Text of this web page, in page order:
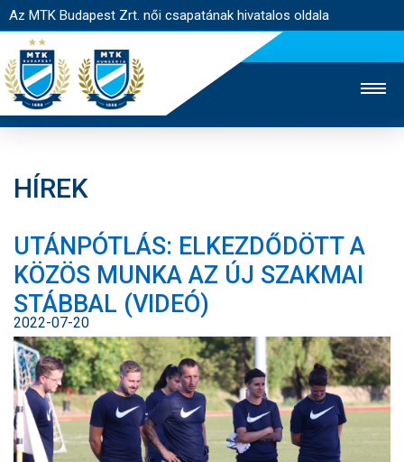
Az MTK Budapest Zrt. női csapatának hivatalos oldala
JEGYÉRTÉKESÍTÉS
WEBSHOP
STADION
EGYESÜLET
KAPCSOLAT
NYITÓLAP
HÍREK
CSAPAT
MÉRKŐZÉSEK
HÍREK
UTÁNPÓTLÁS: ELKEZDŐDÖTT A
KÖZÖS MUNKA AZ ÚJ SZAKMAI
STÁBBAL (VIDEÓ)
2022-07-20